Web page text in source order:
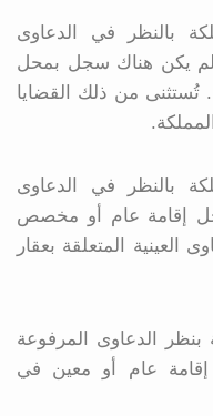
بالنظر في الدعاوى
لم يكن هناك سجل بمحل
تُستثنى من ذلك القضايا
بالنظر في الدعاوى
إقامة عام أو مخصص
المتعلقة بعقار
بنظر الدعاوى المرفوعة
عام أو معين في